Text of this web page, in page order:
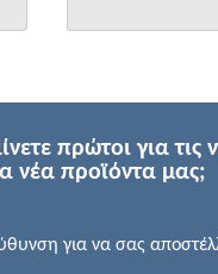
πρώτοι για τις
νέα προϊόντα μας;
για να σας